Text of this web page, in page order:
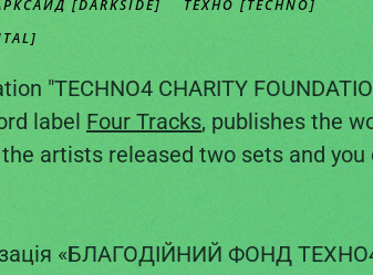
[DARKSIDE]
ТЕХНО [TECHNO]
"TECHNO4 CHARITY
label Four Tracks, publishes the
artists released two sets and
«БЛАГОДІЙНИЙ ФОНД